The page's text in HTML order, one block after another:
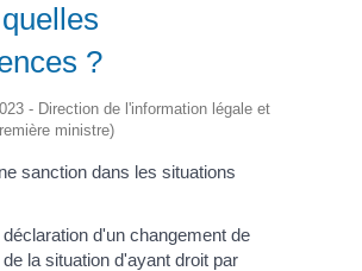
?
- Direction de l'information légale et
ministre)
sanction dans les situations
d'un changement de
la situation d'ayant droit par